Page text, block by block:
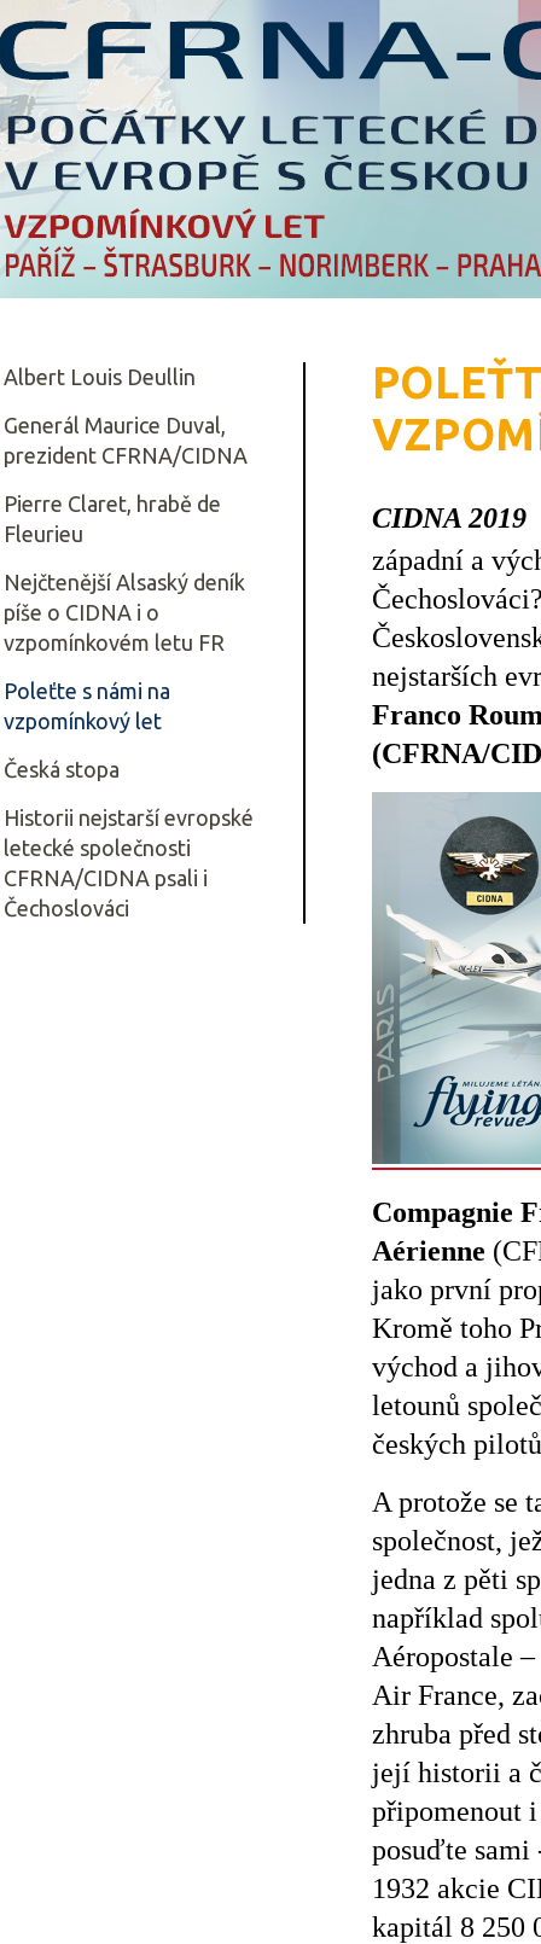
CIDNA 2019
západní a
nejstarších
Franco
(CFRNA/
Compagnie
Aérienne
jako první
Kromě toho
východ a
letounů
českých
A protože se
společnost,
jedna z pěti
například
Aéropostale
Air France,
zhruba před
její historii a
připomenout
posuďte
1932 akcie
kapitál 8 250
Albert Louis Deullin
Generál Maurice Duval,
prezident CFRNA/CIDNA
Pierre Claret, hrabě de
Fleurieu
Nejčtenější Alsaský deník
píše o CIDNA i o
vzpomínkovém letu FR
Poleťte s námi na
vzpomínkový let
Česká stopa
Historii nejstarší evropské
letecké společnosti
CFRNA/CIDNA psali i
Čechoslováci